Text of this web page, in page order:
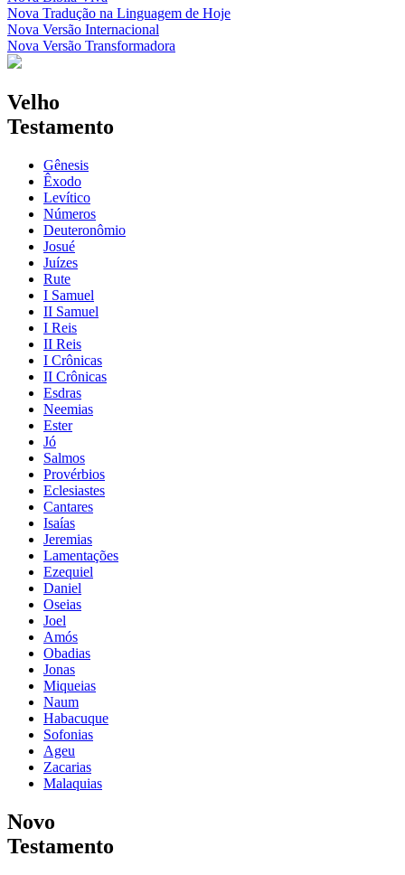
Nova Tradução na Linguagem de Hoje
Nova Versão Internacional
Nova Versão Transformadora
Velho
Testamento
Gênesis
Êxodo
Levítico
Números
Deuteronômio
Josué
Juízes
Rute
I Samuel
II Samuel
I Reis
II Reis
I Crônicas
II Crônicas
Esdras
Neemias
Ester
Jó
Salmos
Provérbios
Eclesiastes
Cantares
Isaías
Jeremias
Lamentações
Ezequiel
Daniel
Oseias
Joel
Amós
Obadias
Jonas
Miqueias
Naum
Habacuque
Sofonias
Ageu
Zacarias
Malaquias
Novo
Testamento